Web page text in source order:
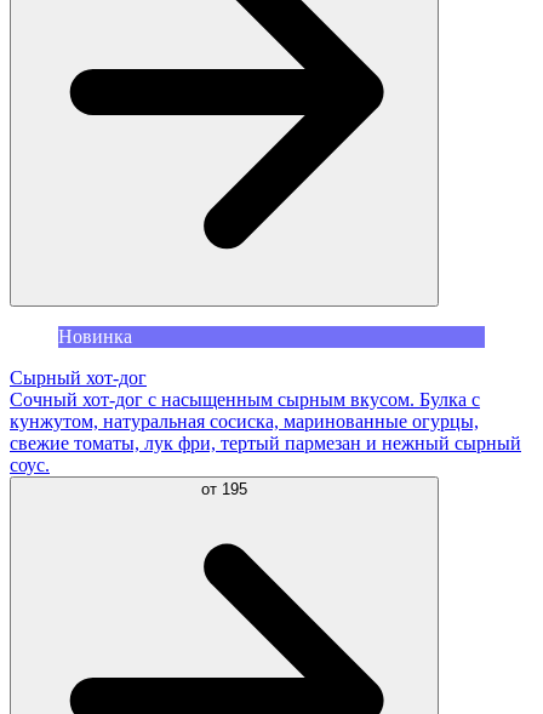
Новинка
Сырный хот-дог
Сочный хот-дог с насыщенным сырным вкусом. Булка с
кунжутом, натуральная сосиска, маринованные огурцы,
свежие томаты, лук фри, тертый пармезан и нежный сырный
соус.
от 195